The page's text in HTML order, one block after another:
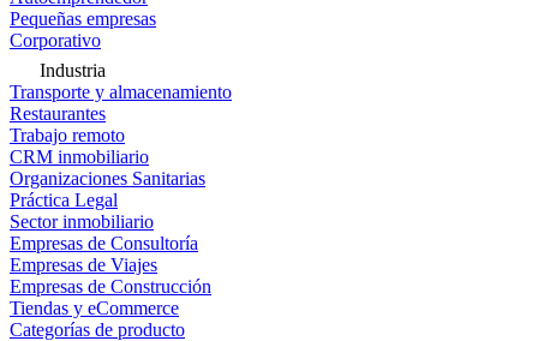
Pequeñas empresas
Corporativo
Industria
Transporte y almacenamiento
Restaurantes
Trabajo remoto
CRM inmobiliario
Organizaciones Sanitarias
Práctica Legal
Sector inmobiliario
Empresas de Consultoría
Empresas de Viajes
Empresas de Construcción
Tiendas y eCommerce
Categorías de producto